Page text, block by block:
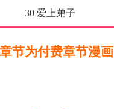
节为付费章节漫画
30 爱上弟子